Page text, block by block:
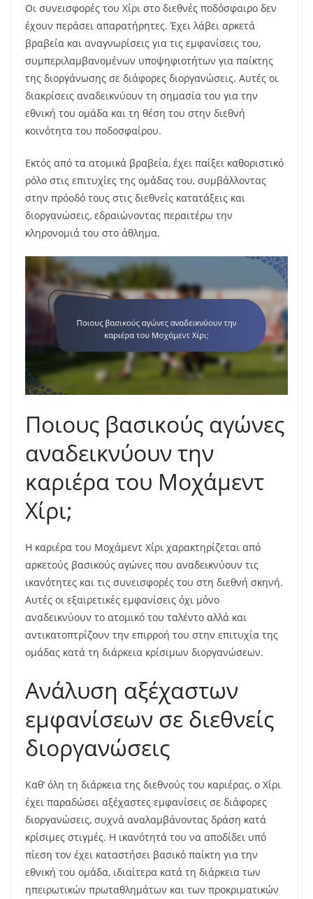
Οι συνεισφορές του Χίρι στο διεθνές ποδόσφαιρο δεν
έχουν περάσει απαρατήρητες. Έχει λάβει αρκετά
βραβεία και αναγνωρίσεις για τις εμφανίσεις του,
συμπεριλαμβανομένων υποψηφιοτήτων για παίκτης
της διοργάνωσης σε διάφορες διοργανώσεις. Αυτές οι
διακρίσεις αναδεικνύουν τη σημασία του για την
εθνική του ομάδα και τη θέση του στην διεθνή
κοινότητα του ποδοσφαίρου.
Εκτός από τα ατομικά βραβεία, έχει παίξει καθοριστικό
ρόλο στις επιτυχίες της ομάδας του, συμβάλλοντας
στην πρόοδό τους στις διεθνείς κατατάξεις και
διοργανώσεις, εδραιώνοντας περαιτέρω την
κληρονομιά του στο άθλημα.
Ποιους βασικούς αγώνες
αναδεικνύουν την
καριέρα του Μοχάμεντ
Χίρι;
Η καριέρα του Μοχάμεντ Χίρι χαρακτηρίζεται από
αρκετούς βασικούς αγώνες που αναδεικνύουν τις
ικανότητες και τις συνεισφορές του στη διεθνή σκηνή.
Αυτές οι εξαιρετικές εμφανίσεις όχι μόνο
αναδεικνύουν το ατομικό του ταλέντο αλλά και
αντικατοπτρίζουν την επιρροή του στην επιτυχία της
ομάδας κατά τη διάρκεια κρίσιμων διοργανώσεων.
Ανάλυση αξέχαστων
εμφανίσεων σε διεθνείς
διοργανώσεις
Καθ’ όλη τη διάρκεια της διεθνούς του καριέρας, ο Χίρι
έχει παραδώσει αξέχαστες εμφανίσεις σε διάφορες
διοργανώσεις, συχνά αναλαμβάνοντας δράση κατά
κρίσιμες στιγμές. Η ικανότητά του να αποδίδει υπό
πίεση τον έχει καταστήσει βασικό παίκτη για την
εθνική του ομάδα, ιδιαίτερα κατά τη διάρκεια των
ηπειρωτικών πρωταθλημάτων και των προκριματικών